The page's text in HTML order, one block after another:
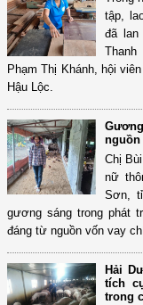
tập,
đã lan
Phạm Thị Khánh, hội
Hậu Lộc.
nguồn
Chị
nữ
Sơn,
gương sáng trong phát
đáng từ nguồn vốn vay
Hải
tích
trong